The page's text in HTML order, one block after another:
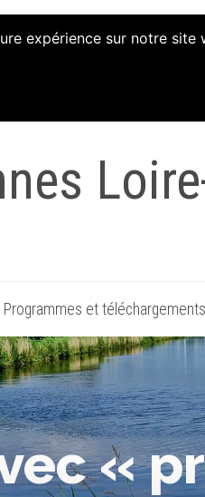
Programmes et téléchargements
«
expérience sur notre